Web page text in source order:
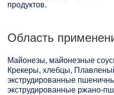
продуктов.
Область
Майонезы, майонезные
Крекеры, хлебцы,
экструдированные
экструдированные ржано-